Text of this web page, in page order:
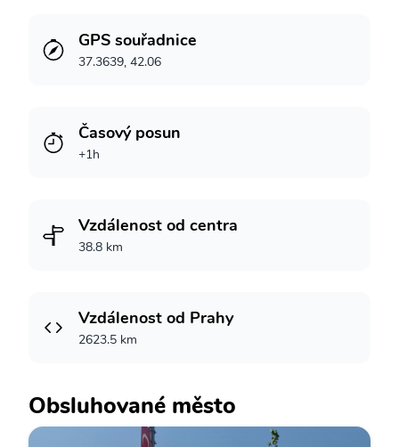
GPS souřadnice
37.3639, 42.06
Časový posun
+1h
Vzdálenost od centra
38.8 km
Vzdálenost od Prahy
2623.5 km
Obsluhované město